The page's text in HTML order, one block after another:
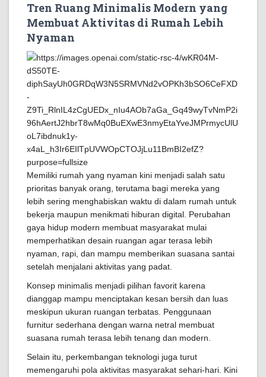
Tren Ruang Minimalis Modern yang
Membuat Aktivitas di Rumah Lebih
Nyaman
Memiliki rumah yang nyaman kini menjadi salah satu
prioritas banyak orang, terutama bagi mereka yang
lebih sering menghabiskan waktu di dalam rumah untuk
bekerja maupun menikmati hiburan digital. Perubahan
gaya hidup modern membuat masyarakat mulai
memperhatikan desain ruangan agar terasa lebih
nyaman, rapi, dan mampu memberikan suasana santai
setelah menjalani aktivitas yang padat.
Konsep minimalis menjadi pilihan favorit karena
dianggap mampu menciptakan kesan bersih dan luas
meskipun ukuran ruangan terbatas. Penggunaan
furnitur sederhana dengan warna netral membuat
suasana rumah terasa lebih tenang dan modern.
Selain itu, perkembangan teknologi juga turut
memengaruhi pola aktivitas masyarakat sehari-hari. Kini